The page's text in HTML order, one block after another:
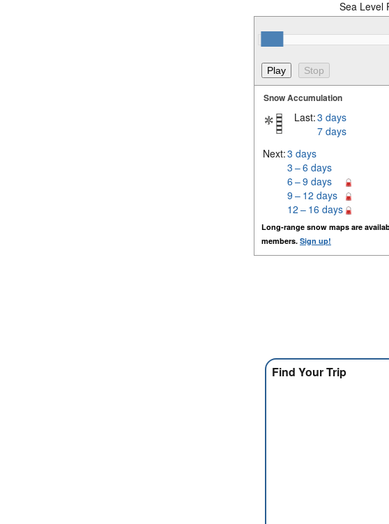
Sea Level
Snow Accumulation
Last:3 days
7 days
Next:3 days
3 – 6 days
6 – 9 days
9 – 12 days
12 – 16 days
Long-range snow maps are
members. Sign up!
Find Your Trip